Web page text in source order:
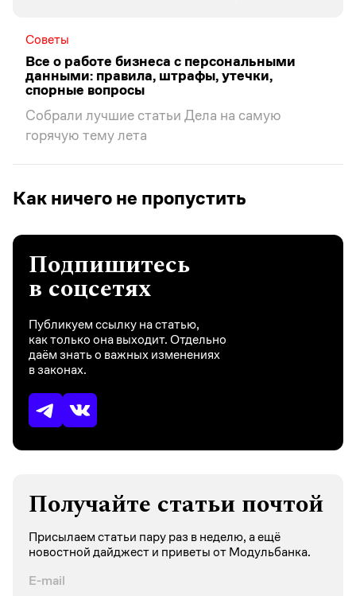
Советы
Все о работе бизнеса с персональными
данными: правила, штрафы, утечки,
спорные вопросы
Собрали лучшие статьи Дела на самую
горячую тему лета
Как ничего не пропустить
Подпишитесь
в соцсетях
Публикуем ссылку на статью,
как только она выходит. Отдельно
даём знать о важных изменениях
в законах.
Получайте статьи почтой
Присылаем статьи пару раз в неделю, а ещё
новостной дайджест и приветы от Модульбанка.